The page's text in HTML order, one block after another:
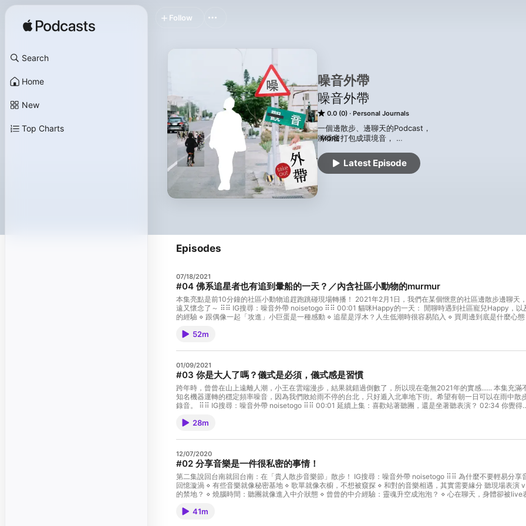
Search
Home
New
Top Charts
噪音外帶
噪音外帶
0.0 (0) Personal Journals
一個邊散步、邊聊天的Podcast，
將噪音打包成環境音，
邀請你加入我們的城市漫遊。
MORE
Latest Episode
Follow
Episodes
07/18/2021
#04 佛系追星者也有追到暈船的一天？／內含社區小動物的murmur
本集亮點是前10分鐘的社區小動物追趕跑跳碰現場轉播！ 2021年2月1日，我們在某個愜意的社區邊散步邊聊天，和動物、社區居民搭話的日子，在三級警戒微解封的此刻，變得又遙
遠又懷念了～ ⠿⠿ IG搜尋：噪音外帶 noisetogo ⠿⠿ 00:01 貓咪Happy的一天： 閒聊時遇到社區寵兒Happy，以及他和陌生貓咪、樹上的鳥、路過的柴柴對峙的日常 09:08 佛系追星
的經驗 ⋄ 跟偶像一起「攻進」小巨蛋是一種感動 ⋄ 追星是浮木？人生低潮時很容易陷入 ⋄ 買周邊到底是什麼心態：為了證明我們的愛？ ⋄ 題外話：想購物時就去買寵物用品 16:12 追
化的一面？ ⋄ 要花錢才能跟偶像拉近距離 ⋄ 他們的職業不是唱歌，是收服人心 ⋄ 從出道節目到粉絲專屬愛稱，讓你一步步掉進去 ⋄ 「韓國偶像救世界」 32:34 我們開始追星的起點 ⋄
Powered by Firstory Hosting
52m
01/09/2021
#03 你是大人了嗎？儀式是必須，儀式感是習慣
跨年時，曾曾在山上遠離人潮，小王在雲端漫步，結果就錯過倒數了，所以現在毫無2021年的實感...... 本集充滿不
知名機器運轉的穩定頻率噪音，因為我們敗給雨不停的台北，只好遁入北車地下街。希望有朝一日可以在雨中散
錄音。 ⠿⠿ IG搜尋：噪音外帶 noisetogo ⠿⠿ 00:01 延續上集：喜歡站著聽團，還是坐著聽表演？ 02:34 你覺得你
小時候不懂的那些儀式，現在懂了嗎？ 09:15 儀式感 v.s 儀式：儀式感是儀式嗎？ ⋄ 儀式是歸零：小王要曾曾賞她
成癮的副作用 14:27 儀式是人類生存之必須 ⋄ 想像一個沒有儀式的平行時空...人類怎麼過？ ⋄ 小王想學《魔女宅急
便》，體驗充滿未知的成年禮 ⋄ 如果跨年沒有倒數...一語成讖！錯過 5、4、3、2、1 的我們，到現在還停留在
2020 年 ⋄ 小孩長大有成年禮，那父母呢？ Powered by Firstory Hosting
28m
12/07/2020
#02 分享音樂是一件很私密的事情！
第二集說回台南就回台南：在「貴人散步音樂節」散步！ IG搜尋：噪音外帶 noisetogo ⠿⠿ 為什麼不要輕易分享音樂給別人： ⋄ 「聽到前奏就想到他！」聽團聽到一半，小王被捲入
回憶漩渦 ⋄ 有些音樂就像秘密基地 ⋄ 歌單就像衣櫥，不想被窺探 ⋄ 和對的音樂相遇，其實需要緣分 聽現場表演 vs. 在家聽音樂 どっち？ ⋄ 曾曾最愛live的獨特魅力，搖滾區卻是小王
的禁地？ ⋄ 燒腦時間：聽團就像進入中介狀態 ⋄ 曾曾的中介經驗：靈魂升空成泡泡？ ⋄ 心在聊天，身體卻被live表演的聲音「召喚」，why？ ⋄ 好的現場表演，就像一個魚缸 ⋄ 為什
41m